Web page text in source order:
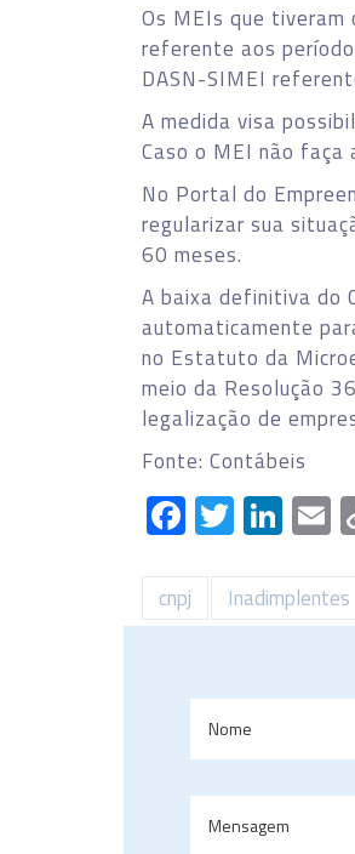
Os MEIs que tiveram
referente aos
DASN-SIMEI
A medida visa
Caso o MEI não faça
No Portal do
regularizar sua
60 meses.
A baixa definitiva do
automaticamente
no Estatuto da
meio da Resolução
legalização de
Fonte: Contábeis
Facebook
Twitter
cnpj Inadimplentes